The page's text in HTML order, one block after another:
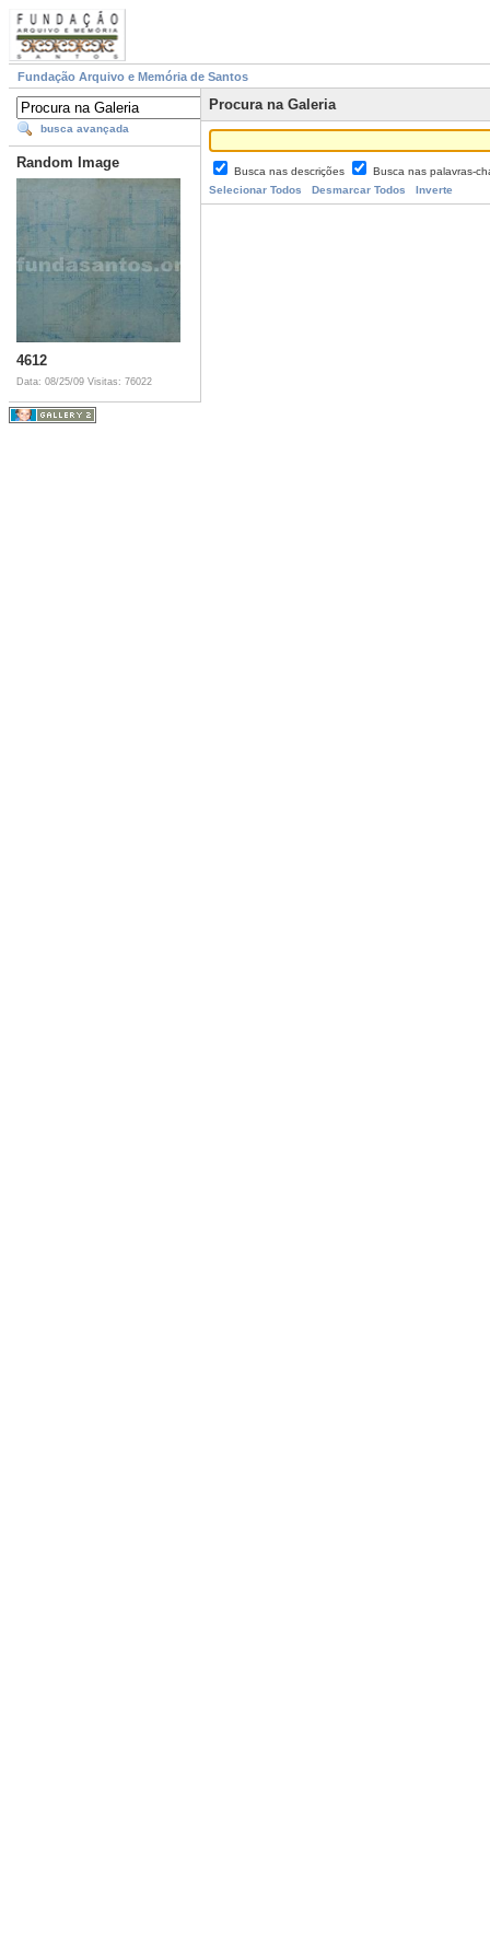
Fundação Arquivo e Memória de Santos
busca avançada
Random Image
4612
Data: 08/25/09 Visitas: 76022
Procura na Galeria
Busca nas descrições
Busca nas palavras-
Selecionar Todos
Desmarcar Todos Inverte